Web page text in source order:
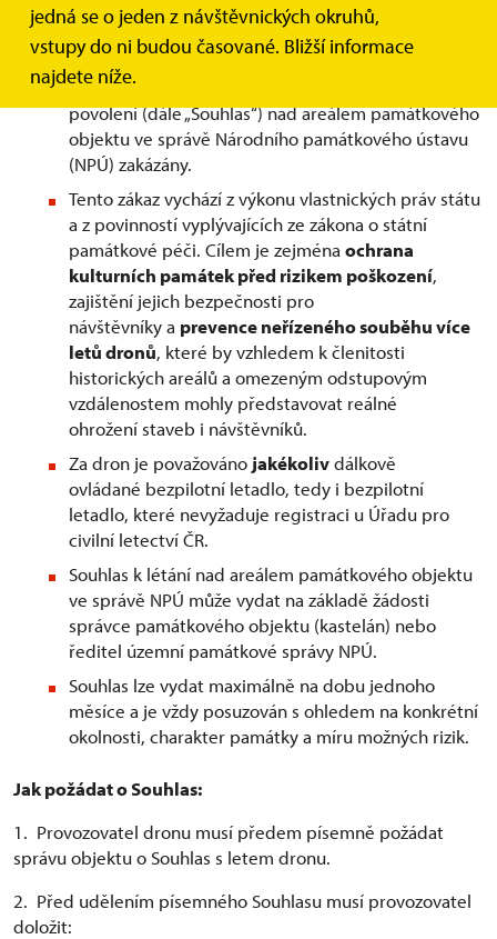
jedná se o jeden z návštěvnických okruhů,
vstupy do ni budou časované. Bližší informace
najdete níže.
Obecně:
Lety dronů jsou bez předchozího písemného
povolení (dále „Souhlas“) nad areálem památkového
objektu ve správě Národního památkového ústavu
(NPÚ) zakázány.
Tento zákaz vychází z výkonu vlastnických práv státu
a z povinností vyplývajících ze zákona o státní
památkové péči. Cílem je zejména ochrana
kulturních památek před rizikem poškození,
zajištění jejich bezpečnosti pro
návštěvníky a prevence neřízeného souběhu více
letů dronů, které by vzhledem k členitosti
historických areálů a omezeným odstupovým
vzdálenostem mohly představovat reálné
ohrožení staveb i návštěvníků.
Za dron je považováno jakékolivdálkově
ovládané bezpilotní letadlo, tedy i bezpilotní
letadlo, které nevyžaduje registraci u Úřadu pro
civilní letectví ČR.
Souhlas k létání nad areálem památkového objektu
ve správě NPÚ může vydat na základě žádosti
správce památkového objektu (kastelán) nebo
ředitel územní památkové správy NPÚ.
Souhlas lze vydat maximálně na dobu jednoho
měsíce a je vždy posuzován s ohledem na konkrétní
okolnosti, charakter památky a míru možných rizik.
Jak požádat o Souhlas:
1. Provozovatel dronu musí předem písemně požádat
správu objektu o Souhlas s letem dronu.
2. Před udělením písemného Souhlasu musí provozovatel
doložit: